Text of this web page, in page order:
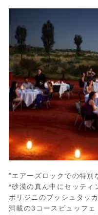
"エアーズロックでの特別
*砂漠の真ん中にセッティ
ボリジニのブッシュタッ
満載の3コースビュッフェ